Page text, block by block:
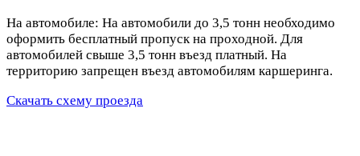
На автомобиле: На автомобили до 3,5 тонн необходимо
оформить бесплатный пропуск на проходной. Для
автомобилей свыше 3,5 тонн въезд платный. На
территорию запрещен въезд автомобилям каршеринга.
Скачать схему проезда